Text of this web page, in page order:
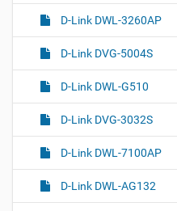
D-Link DWL-3260AP
D-Link DVG-5004S
D-Link DWL-G510
D-Link DVG-3032S
D-Link DWL-7100AP
D-Link DWL-AG132